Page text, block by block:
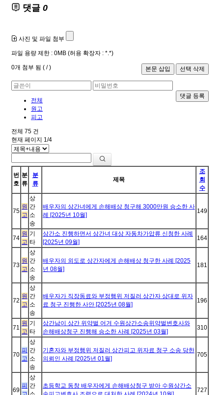
댓글 0
사진 및 파일 첨부
파일 용량 제한 : 0MB (허용 확장자 : *.*)
0개 첨부 됨 ( /)
댓글 등록
전체
원고
피고
전체 75 건
현재 페이지 1/4
번
호
분
류
분
류
제목
조
회
수
75
원
고
상
간
소
송
배우자의 상간녀에게 손해배상 청구해 3000만원 승소한 사
례 [2025년 10월]
149
74
원
고
기
타
상간소 진행하면서 상간녀 대상 자동차가압류 신청한 사례
[2025년 09월]
164
73
원
고
상
간
소
송
배우자의 외도로 상간자에게 손해배상 청구한 사례 [2025
년 08월]
181
72
원
고
상
간
소
송
배우자가 직장동료와 부정행위 저질러 상간자 상대로 위자
료 청구 진행한 사안 [2025년 08월]
196
71
원
고
기
타
상간남이 상간 위약벌 어겨 수원상간소송위약벌변호사와
손해배상청구 진행해 승소한 사례 [2025년 03월]
310
70
피
고
상
간
소
송
기혼자와 부정행위 저질러 상간피고 위자료 청구 소송 당한
의뢰인 사례 [2025년 01월]
705
69
피
상
간
초등학교 동창 배우자에게 손해배상청구 받아 수원상간소
727